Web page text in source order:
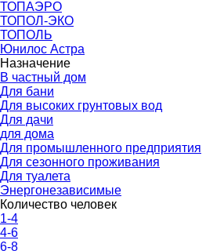
ТОПАЭРО
ТОПОЛ-ЭКО
ТОПОЛЬ
Юнилос Астра
Назначение
В частный дом
Для бани
Для высоких грунтовых вод
Для дачи
для дома
Для промышленного предприятия
Для сезонного проживания
Для туалета
Энергонезависимые
Количество человек
1-4
4-6
6-8